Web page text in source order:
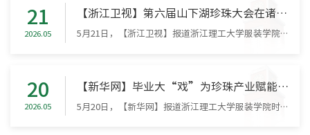
21
2026.05
【浙江卫视】第六届山下湖珍珠大会在诸暨举行
5月21日，【浙江卫视】报道浙江理工大学服装学院时尚大秀。原文如下：第六届山下湖珍珠大会在诸暨举
20
2026.05
【新华网】毕业大“戏”为珍珠产业赋能 浙理工服装学院解锁产教融合新玩法
5月20日，【新华网】报道浙江理工大学服装学院时尚大秀。原文如下：毕业大“戏”为珍珠产业赋能 浙理工服装学院解锁产教融合新玩法灯光渐暗，鼓点铿锵，“会场”秒变“秀场”……5月20日，一场时尚大秀惊艳亮相第六届山下湖珍珠大会启幕仪式现场，30余名中外模特身着浙江理工大学服装学院学生设计的潮流服饰、佩戴着200余件流光溢彩的“诸暨造”珍珠首饰，在传统韵味与当代潮流交织中，完成了创意设计与产业需求的精准对接，为...